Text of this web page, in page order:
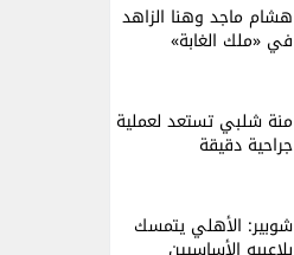
هشام ماجد وهنا الزاهد
في «ملك الغابة»
منة شلبي تستعد لعملية
جراحية دقيقة
شوبير: الأهلي يتمسك